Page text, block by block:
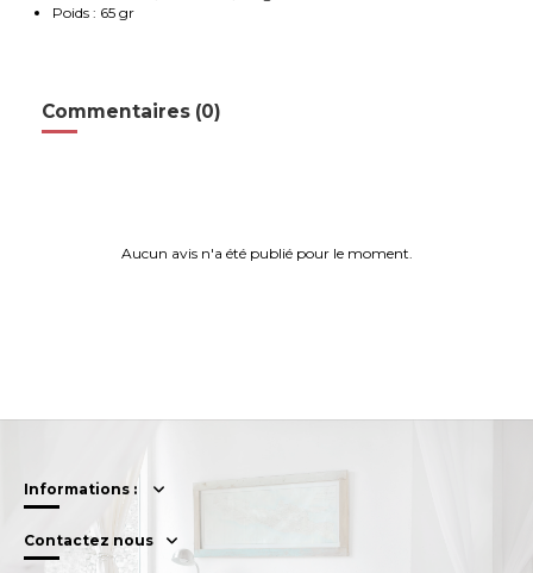
Poids : 65 gr
Commentaires (0)
Aucun avis n'a été publié pour le moment.
Informations :
Contactez nous